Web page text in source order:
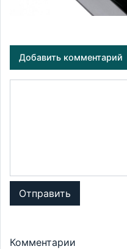
Добавить комментарий
Отправить
Комментарии